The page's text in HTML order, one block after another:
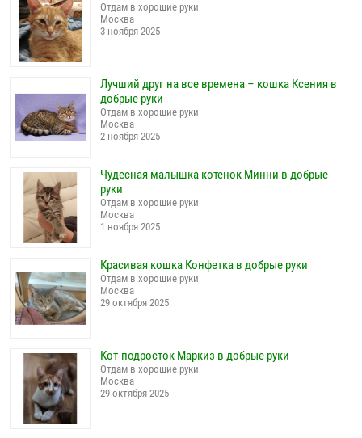
Отдам в хорошие руки
Москва
3 ноября 2025
Лучший друг на все времена – кошка Ксения в
добрые руки
Отдам в хорошие руки
Москва
2 ноября 2025
Чудесная малышка котенок Минни в добрые
руки
Отдам в хорошие руки
Москва
1 ноября 2025
Красивая кошка Конфетка в добрые руки
Отдам в хорошие руки
Москва
29 октября 2025
Кот-подросток Маркиз в добрые руки
Отдам в хорошие руки
Москва
29 октября 2025